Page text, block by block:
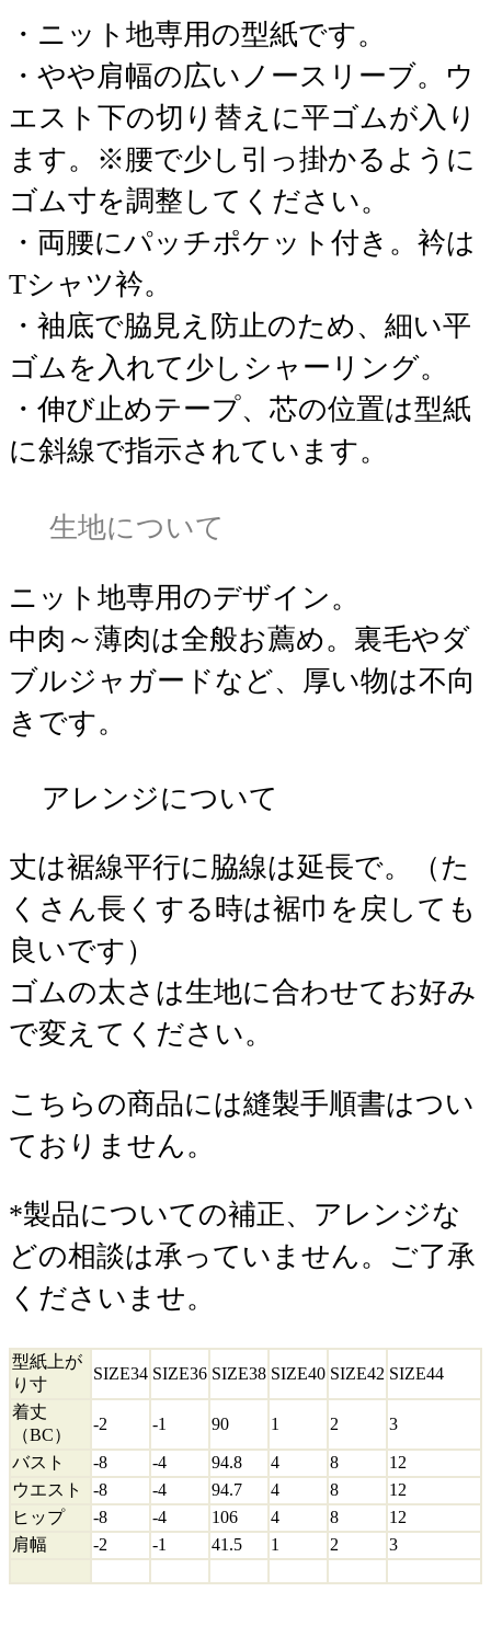
・ニット地専用の型紙です。
・やや肩幅の広いノースリーブ。ウ
エスト下の切り替えに平ゴムが入り
ます。※腰で少し引っ掛かるように
ゴム寸を調整してください。
・両腰にパッチポケット付き。衿は
Tシャツ衿。
・袖底で脇見え防止のため、細い平
ゴムを入れて少しシャーリング。
・伸び止めテープ、芯の位置は型紙
に斜線で指示されています。
生地について
ニット地専用のデザイン。
中肉～薄肉は全般お薦め。裏毛やダ
ブルジャガードなど、厚い物は不向
きです。
アレンジについて
丈は裾線平行に脇線は延長で。（た
くさん長くする時は裾巾を戻しても
良いです）
ゴムの太さは生地に合わせてお好み
で変えてください。
こちらの商品には縫製手順書はつい
ておりません。
*製品についての補正、アレンジな
どの相談は承っていません。ご了承
くださいませ。
型紙上が
り寸
SIZE34 SIZE36 SIZE38 SIZE40 SIZE42 SIZE44
着丈
（BC）
-2 -1 90 1 2 3
バスト -8 -4 94.8 4 8
12
ウエスト
-8 -4 94.7 4 8
12
ヒップ
-8 -4 106 4 8
12
肩幅
-2 -1 41.5 1 2 3